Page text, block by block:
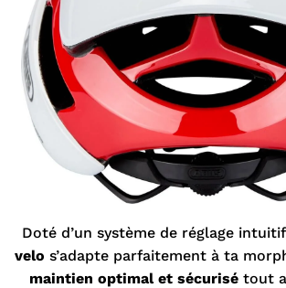
Doté d’un système de réglage
velo s’adapte parfaitement à ta
maintien optimal et sécurisé tout